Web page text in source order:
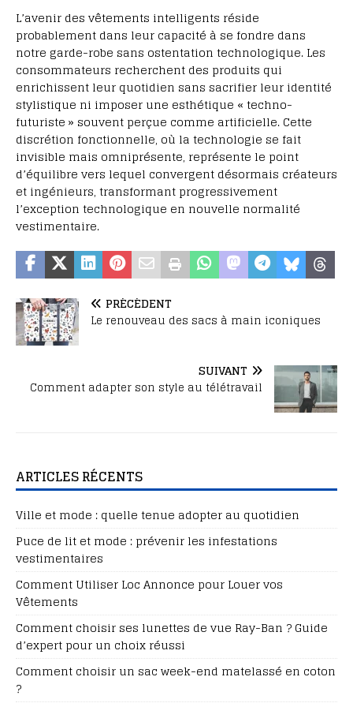
L’avenir des vêtements intelligents réside
probablement dans leur capacité à se fondre dans
notre garde-robe sans ostentation technologique. Les
consommateurs recherchent des produits qui
enrichissent leur quotidien sans sacrifier leur identité
stylistique ni imposer une esthétique « techno-
futuriste » souvent perçue comme artificielle. Cette
discrétion fonctionnelle, où la technologie se fait
invisible mais omniprésente, représente le point
d’équilibre vers lequel convergent désormais créateurs
et ingénieurs, transformant progressivement
l’exception technologique en nouvelle normalité
vestimentaire.
PRÉCÉDENT
Le renouveau des sacs à main iconiques
SUIVANT
Comment adapter son style au télétravail
ARTICLES RÉCENTS
Ville et mode : quelle tenue adopter au quotidien
Puce de lit et mode : prévenir les infestations
vestimentaires
Comment Utiliser Loc Annonce pour Louer vos
Vêtements
Comment choisir ses lunettes de vue Ray-Ban ? Guide
d’expert pour un choix réussi
Comment choisir un sac week-end matelassé en coton
?